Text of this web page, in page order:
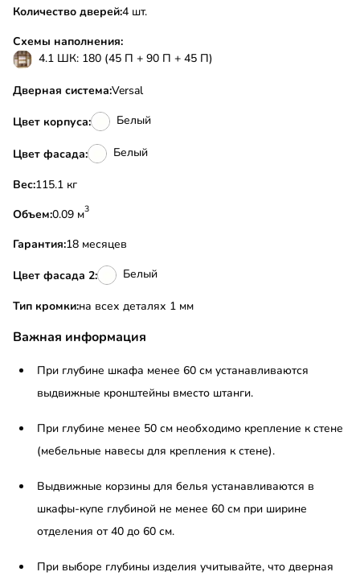
Количество дверей:4 шт.
Схемы наполнения:
4.1 ШК: 180 (45 П + 90 П + 45 П)
Дверная система:Versal
Цвет корпуса: Белый
Цвет фасада: Белый
Вес:
115.1 кг
Объем:
0.09 м3
Гарантия:18 месяцев
Цвет фасада 2: Белый
Тип кромки:на всех деталях 1 мм
Важная информация
При глубине шкафа менее 60 см устанавливаются
выдвижные кронштейны вместо штанги.
При глубине менее 50 см необходимо крепление к стене
(мебельные навесы для крепления к стене).
Выдвижные корзины для белья устанавливаются в
шкафы-купе глубиной не менее 60 см при ширине
отделения от 40 до 60 см.
При выборе глубины изделия учитывайте, что дверная